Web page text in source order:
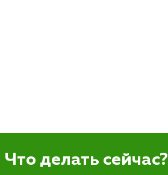
Что делать сейчас?